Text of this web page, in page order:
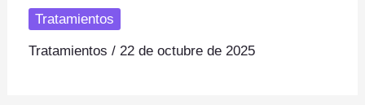
s
A
Li
Tratamientos
Tratamientos / 22 de octubre de 2025